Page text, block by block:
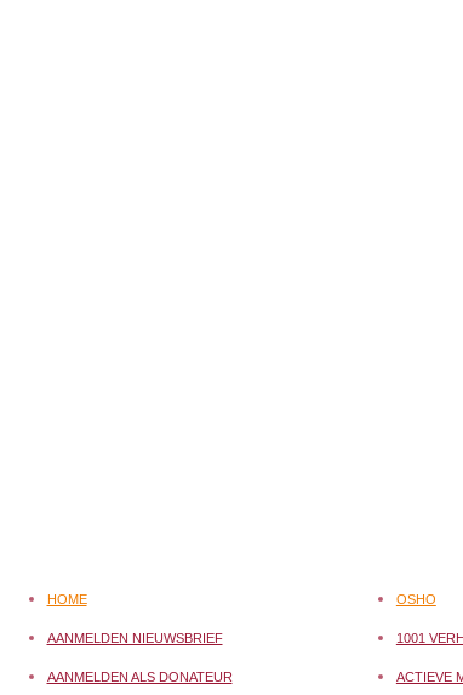
HOME
AANMELDEN NIEUWSBRIEF
AANMELDEN ALS DONATEUR
OSHO
1001
ACTIEVE